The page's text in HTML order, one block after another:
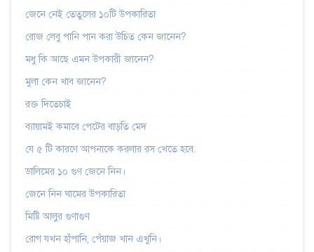
জেনে নেই তেতুলের ১০টি উপকারিতা
রোজ লেবু পানি পান করা উচিত কেন জানেন?
মধু কি আছে এমন উপকারী জানেন?
মুলা কেন খাব জানেন?
রক্ত দিতেচাই
ব্যায়ামই কমাবে পেটের বাড়তি মেদ
যে ৫ টি কারণে আপনাকে করলার রস খেতে হবে.
ডালিমের ১০ গুণ জেনে নিন।
জেনে নিন ঘামের উপকারিতা
মিষ্টি আলুর গুণাগুণ
রোগ যখন হাঁপানি, পেঁয়াজ খান এখুনি।